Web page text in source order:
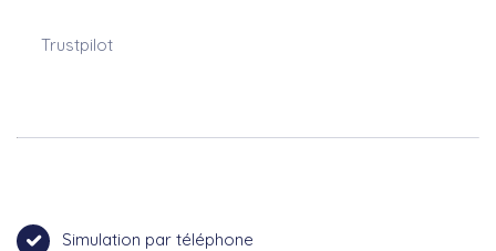
Trustpilot
Simulation par téléphone